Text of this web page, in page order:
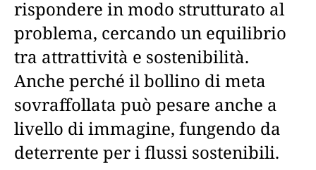
rispondere in modo strutturato al
problema, cercando un equilibrio
tra attrattività e sostenibilità.
Anche perché il bollino di meta
sovraffollata può pesare anche a
livello di immagine, fungendo da
deterrente per i flussi sostenibili.